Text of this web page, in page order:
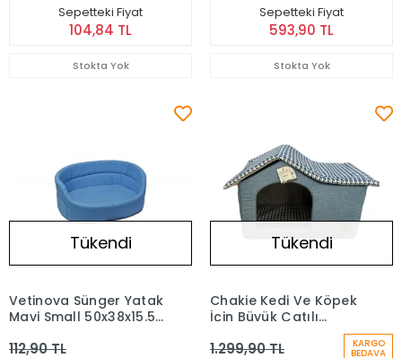
Sepetteki Fiyat
104,84 TL
Stokta Yok
Sepetteki Fiyat
593,90 TL
Stokta Yok
Tükendi
Vetinova Sünger Yatak
Mavi Small 50x38x15.5h
112,90 TL
Tükendi
Chakie Kedi Ve Köpek
İçin Büyük Çatılı
Sünger Ev 40x49x56
Cm
1.299,90 TL KARGO
BEDAVA